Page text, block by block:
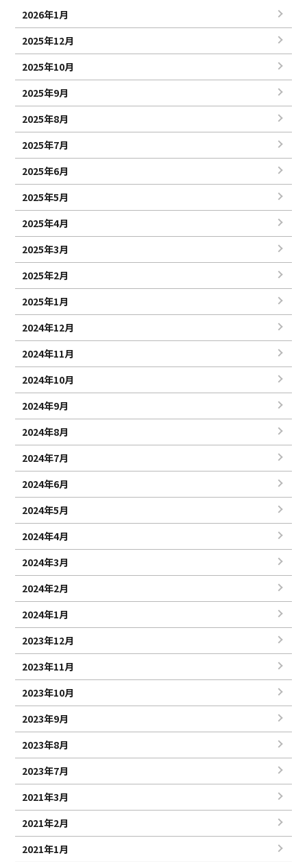
2026年1月
2025年12月
2025年10月
2025年9月
2025年8月
2025年7月
2025年6月
2025年5月
2025年4月
2025年3月
2025年2月
2025年1月
2024年12月
2024年11月
2024年10月
2024年9月
2024年8月
2024年7月
2024年6月
2024年5月
2024年4月
2024年3月
2024年2月
2024年1月
2023年12月
2023年11月
2023年10月
2023年9月
2023年8月
2023年7月
2021年3月
2021年2月
2021年1月